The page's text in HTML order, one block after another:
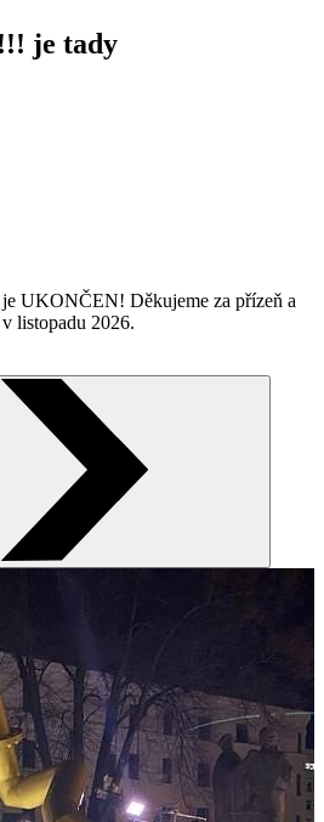
je tady
UKONČEN! Děkujeme za přízeň a
listopadu 2026.